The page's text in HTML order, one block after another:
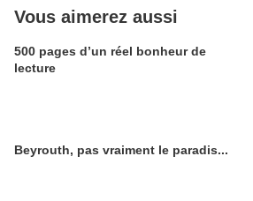
Vous aimerez aussi
500 pages d’un réel bonheur de
lecture
Beyrouth, pas vraiment le paradis...